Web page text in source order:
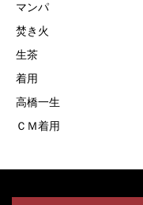
マンパ
焚き火
生茶
着用
高橋一生
ＣＭ着用